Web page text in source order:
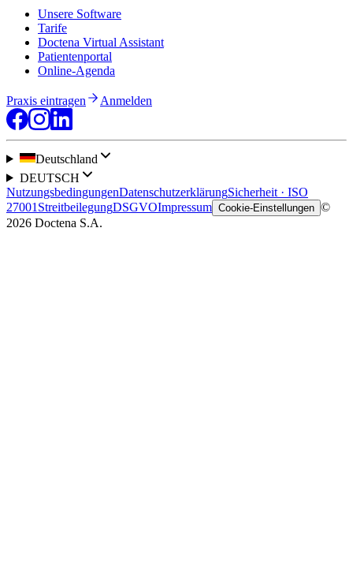
Unsere Software
Tarife
Doctena Virtual Assistant
Patientenportal
Online-Agenda
Praxis eintragen Anmelden
Deutschland
DEUTSCH
NutzungsbedingungenDatenschutzerklärungSicherheit · ISO
27001 StreitbeilegungDSGVOImpressum Cookie-Einstellungen ©
2026 Doctena S.A.